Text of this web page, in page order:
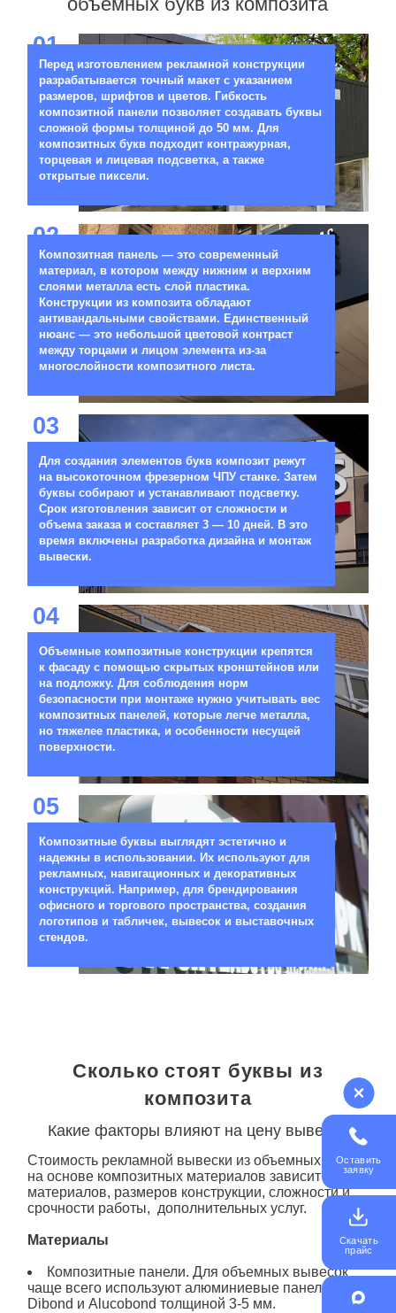
01
Перед изготовлением рекламной конструкции
разрабатывается точный макет с указанием
размеров, шрифтов и цветов. Гибкость
композитной панели позволяет создавать буквы
сложной формы толщиной до 50 мм. Для
композитных букв подходит контражурная,
торцевая и лицевая подсветка, а также
открытые пиксели.
02
Композитная панель — это современный
материал, в котором между нижним и верхним
слоями металла есть слой пластика.
Конструкции из композита обладают
антивандальными свойствами. Единственный
нюанс — это небольшой цветовой контраст
между торцами и лицом элемента из-за
многослойности композитного листа.
03
Для создания элементов букв композит режут
на высокоточном фрезерном ЧПУ станке. Затем
буквы собирают и устанавливают подсветку.
Срок изготовления зависит от сложности и
объема заказа и составляет 3 — 10 дней. В это
время включены разработка дизайна и монтаж
вывески.
04
Объемные композитные конструкции крепятся
к фасаду с помощью скрытых кронштейнов или
на подложку. Для соблюдения норм
безопасности при монтаже нужно учитывать вес
композитных панелей, которые легче металла,
но тяжелее пластика, и особенности несущей
поверхности.
05
Композитные буквы выглядят эстетично и
надежны в использовании. Их используют для
рекламных, навигационных и декоративных
конструкций. Например, для брендирования
офисного и торгового пространства, создания
логотипов и табличек, вывесок и выставочных
стендов.
Сколько стоят буквы из
композита
Какие факторы влияют на цену вывески
Стоимость рекламной вывески из объемных букв
на основе композитных материалов зависит от
материалов, размеров конструкции, сложности и
срочности работы, дополнительных услуг.
Материалы
Композитные панели. Для объемных вывесок
чаще всего используют алюминиевые панели
Dibond и Alucobond толщиной 3-5 мм.
Оставить
заявку
Скачать
прайс